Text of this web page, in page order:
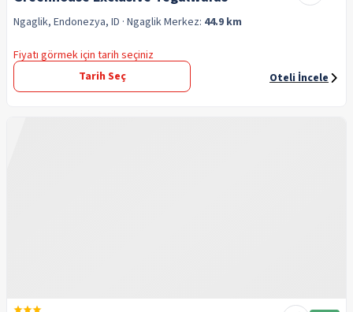
Ngaglik, Endonezya, ID · NgaglikMerkez: 44.9 km
Fiyatı görmek için tarih seçiniz
Tarih Seç
Oteli İncele